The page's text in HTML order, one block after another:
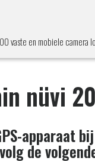
vaste en mobiele camera
nüvi
apparaat
de